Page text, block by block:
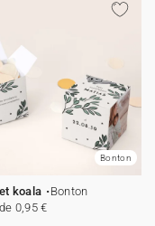
Bonton
koala
Bonton
0,95 €